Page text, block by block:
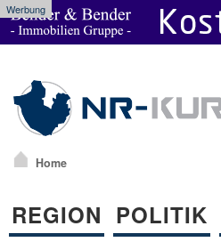
Werbung
Home
REGION POLITIK